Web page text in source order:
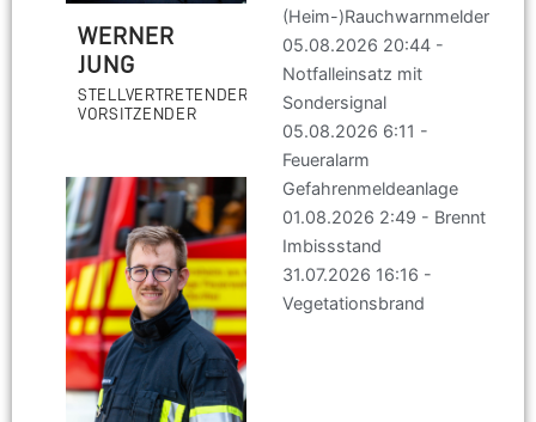
WERNER
JUNG
STELLVERTRETENDER
VORSITZENDER
(Heim-)Rauchwarnmelder
05.08.2026 20:44 -
Notfalleinsatz mit
Sondersignal
05.08.2026 6:11 -
Feueralarm
Gefahrenmeldeanlage
01.08.2026 2:49 - Brennt
Imbissstand
31.07.2026 16:16 -
Vegetationsbrand